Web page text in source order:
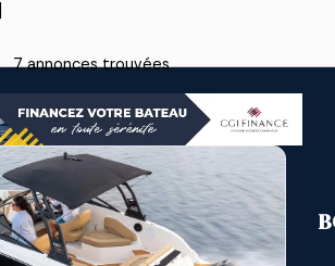
7 annonces trouvées